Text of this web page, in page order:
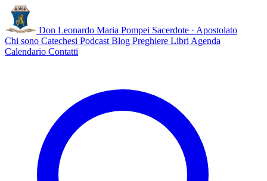
Don Leonardo Maria Pompei Sacerdote · Apostolato
Chi sono Catechesi Podcast Blog Preghiere Libri Agenda
Calendario Contatti